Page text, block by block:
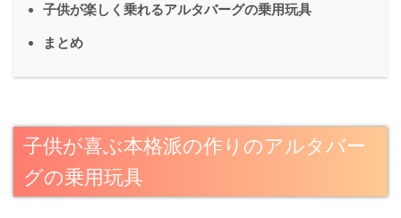
子供が楽しく乗れるアルタバーグの乗用玩具
まとめ
子供が喜ぶ本格派の作りのアルタバー
グの乗用玩具